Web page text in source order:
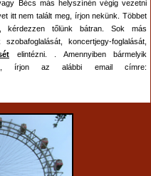
Bécs más helyszínén végig vezetni
itt nem talált meg, írjon nekünk. Többet
kérdezzen tőlünk bátran. Sok más
koncertjegy-foglalását,
elintézni.
. Amennyiben bármelyik
írjon az alábbi email címre: